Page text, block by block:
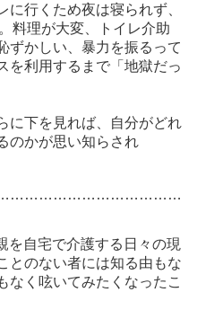
行くため夜は寝られず、
料理が大変、トイレ介助
ずかしい、暴力を振るって
利用するまで「地獄だっ
に下を見れば、自分がどれ
のかが思い知らされ
自宅で介護する日々の現
とのない者には知る由もな
く呟いてみたくなったこ